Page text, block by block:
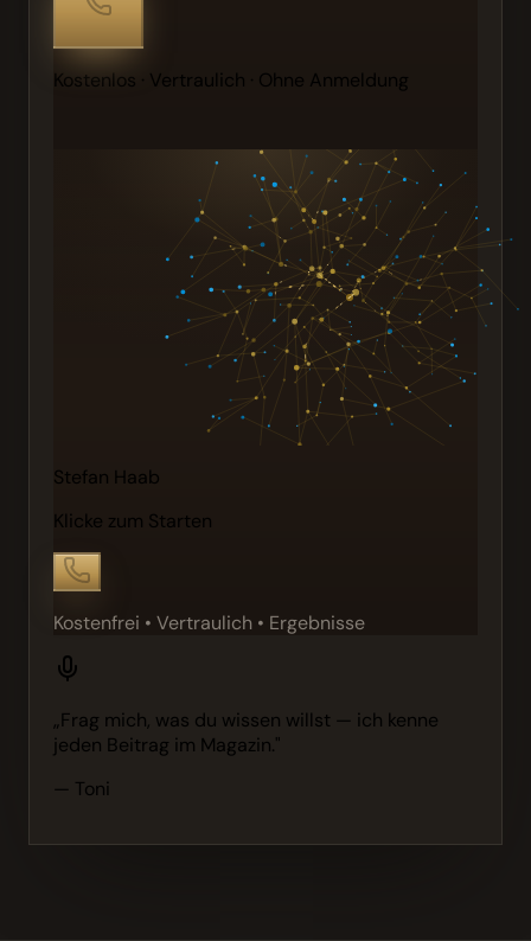
Kostenlos · Vertraulich · Ohne Anmeldung
Stefan Haab
Klicke zum Starten
Kostenfrei • Vertraulich • Ergebnisse
„Frag mich, was du wissen willst — ich kenne
jeden Beitrag im Magazin."
— Toni